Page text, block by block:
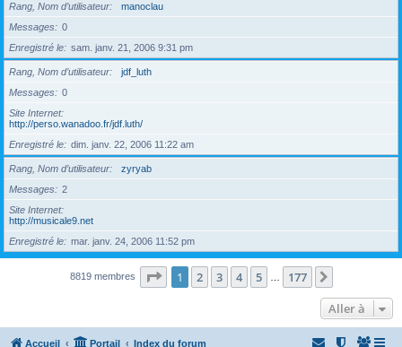
Rang, Nom d’utilisateur
manoclau
Messages
0
Enregistré le
sam. janv. 21, 2006 9:31 pm
Rang, Nom d’utilisateur
jdf_luth
Messages
0
Site Internet
http://perso.wanadoo.fr/jdf.luth/
Enregistré le
dim. janv. 22, 2006 11:22 am
Rang, Nom d’utilisateur
zyryab
Messages
2
Site Internet
http://musicale9.net
Enregistré le
mar. janv. 24, 2006 11:52 pm
8819 membres Page 1sur177
1 2 3 4 5 177
Aller à
Accueil Portail Index du forum